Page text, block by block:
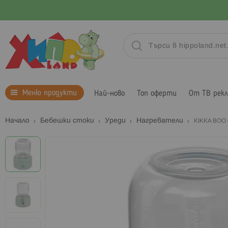
Меню продукти Най-ново Топ оферти От ТВ
Начало Бебешки стоки Уреди Нагреватели KIKKA
Преминете
на
галерията
изображенията